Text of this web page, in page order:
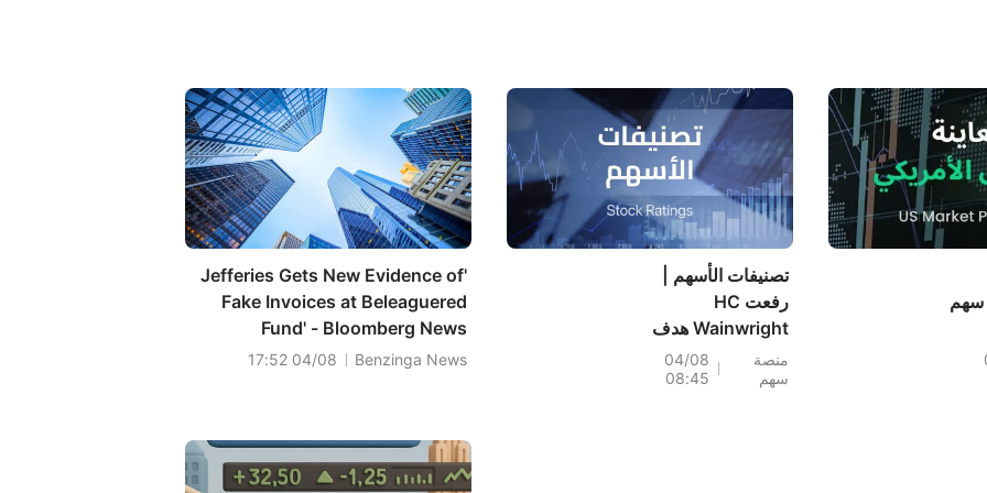
سهم
تصنيفات الأسهم |
رفعت HC
Wainwright هدف
Enlivex (ENLV) إلى
80 دولارًا، مع إمكانية
منصة
سهم
04/08
08:45
'Jefferies Gets New Evidence of
Fake Invoices at Beleaguered
Fund' - Bloomberg News
Benzinga News
04/08 17:52